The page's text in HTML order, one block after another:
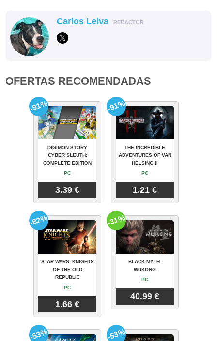
Carlos Leiva REDACTOR
OFERTAS RECOMENDADAS
DIGIMON STORY
CYBER SLEUTH:
COMPLETE EDITION
PC
3.39 €
-91%
THE INCREDIBLE
ADVENTURES OF VAN
HELSING II
PC
1.21 €
-91%
STAR WARS: KNIGHTS
OF THE OLD
REPUBLIC
PC
1.66 €
-82%
BLACK MYTH:
WUKONG
PC
40.99 €
-31%
-53% -53%